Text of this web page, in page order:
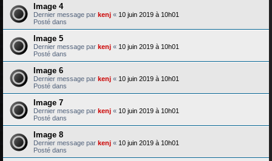
Image 4
Dernier message par kenj « 10 juin 2019 à 10h01
Posté dans
Image 5
Dernier message par kenj « 10 juin 2019 à 10h01
Posté dans
Image 6
Dernier message par kenj « 10 juin 2019 à 10h01
Posté dans
Image 7
Dernier message par kenj « 10 juin 2019 à 10h01
Posté dans
Image 8
Dernier message par kenj « 10 juin 2019 à 10h01
Posté dans